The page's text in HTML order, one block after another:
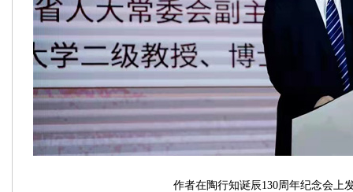
作者在陶行知诞辰130周年纪念会上